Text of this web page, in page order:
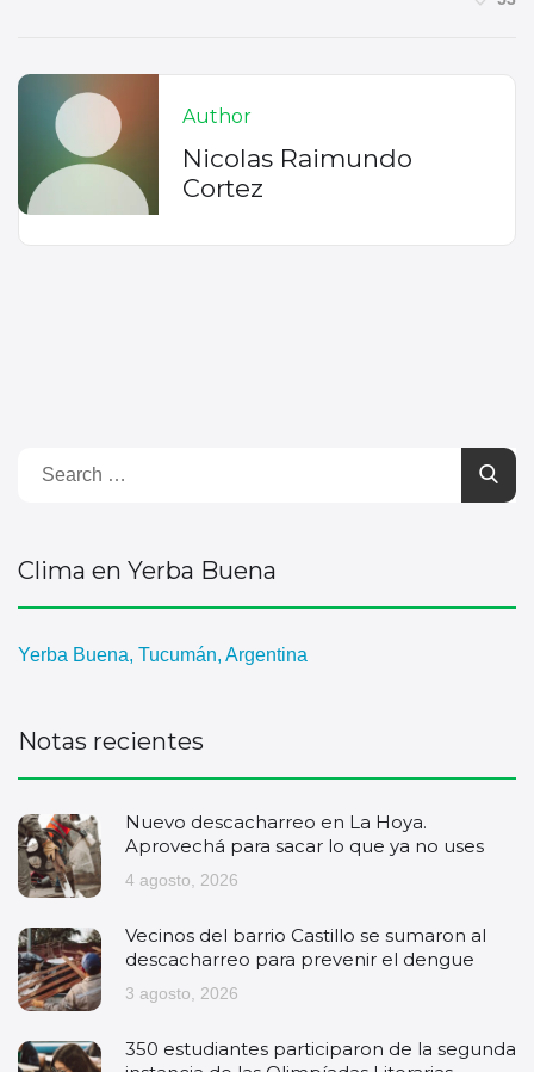
Author
Nicolas Raimundo
Cortez
Clima en Yerba Buena
Yerba Buena, Tucumán, Argentina
Notas recientes
Nuevo descacharreo en La Hoya.
Aprovechá para sacar lo que ya no uses
4 agosto, 2026
Vecinos del barrio Castillo se sumaron al
descacharreo para prevenir el dengue
3 agosto, 2026
350 estudiantes participaron de la segunda